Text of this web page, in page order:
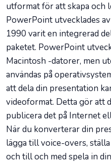
utformat för att skapa och
PowerPoint utvecklades
1990 varit en integrerad
paketet. PowerPoint
Macintosh -datorer, men
användas på
att dela din presentation
videoformat. Detta gör att
publicera det på Internet
När du konverterar din
lägga till voice-overs,
och till och med spela in